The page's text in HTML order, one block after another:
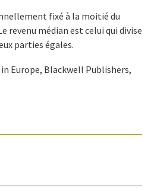
fixé à la moitié du
revenu médian est celui qui divise
parties égales.
Europe, Blackwell Publishers,